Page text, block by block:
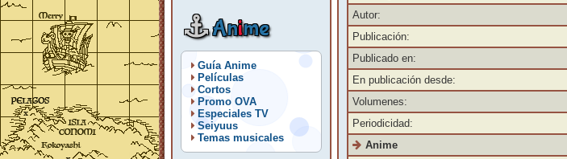
Anime
Guía Anime
Películas
Cortos
Promo OVA
Especiales TV
Seiyuus
Temas musicales
Autor:
Publicación:
Publicado en:
En publicación desde:
Volumenes:
Periodicidad:
Anime